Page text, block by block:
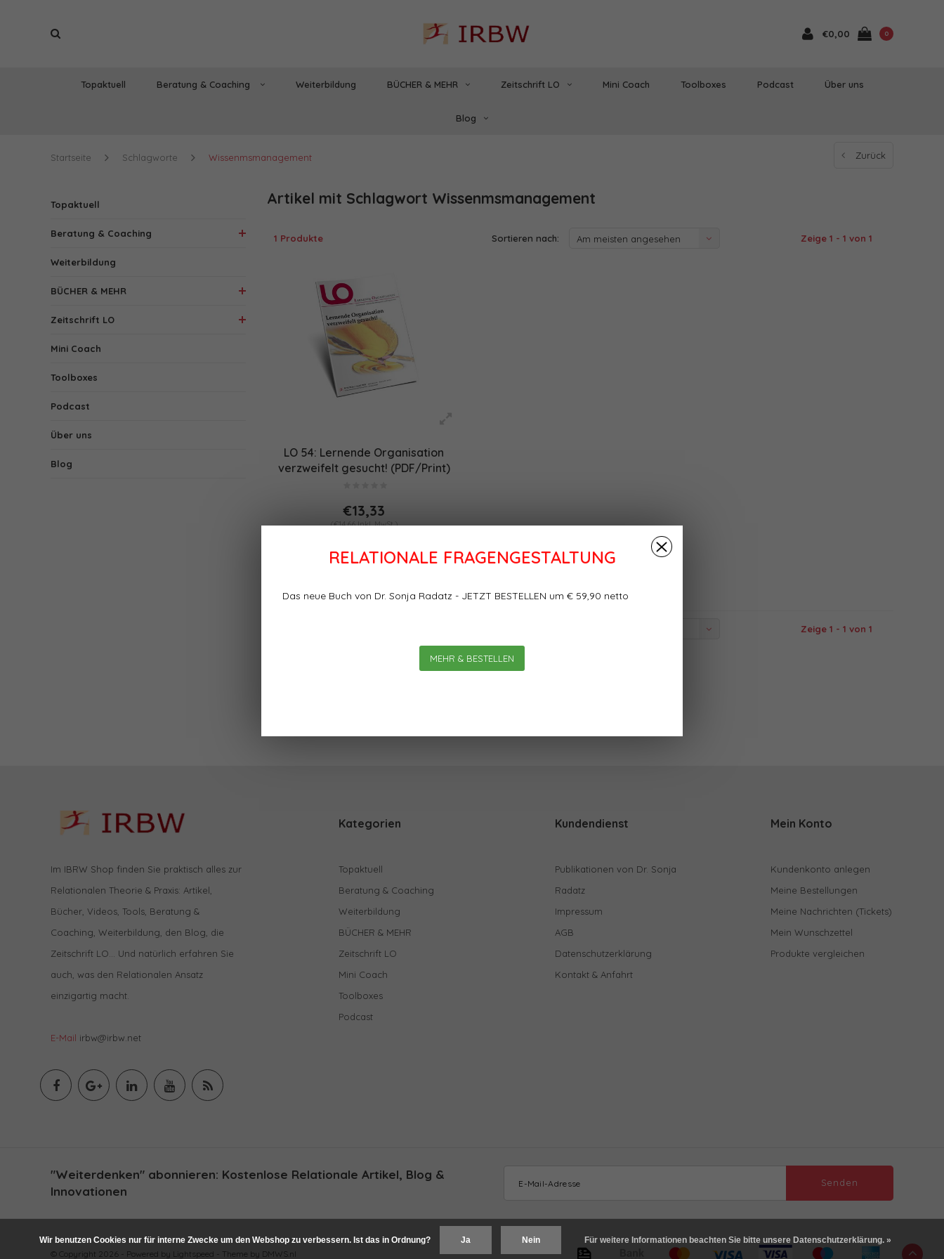
RELATIONALE FRAGENGESTALTUNG
Das neue Buch von Dr. Sonja Radatz - JETZT BESTELLEN um € 59,90 netto
MEHR & BESTELLEN
€0,00 0
Topaktuell Beratung & Coaching Weiterbildung BÜCHER & MEHR Zeitschrift LO Mini Coach Toolboxes Podcast Über uns
Blog
Startseite Schlagworte Wissenmsmanagement Zurück
Topaktuell
Beratung & Coaching
Weiterbildung
BÜCHER & MEHR
Zeitschrift LO
Mini Coach
Toolboxes
Podcast
Über uns
Blog
Artikel mit Schlagwort Wissenmsmanagement
1 Produkte Sortieren nach: Am meisten angesehen Zeige 1 - 1 von 1
LO 54: Lernende Organisation
verzweifelt gesucht! (PDF/Print)
€13,33
(€14,66 Inkl. MwSt.)
Zeige 1 - 1 von 1
Im IBRW Shop finden Sie praktisch alles zur
Relationalen Theorie & Praxis: Artikel,
Bücher, Videos, Tools, Beratung &
Coaching, Weiterbildung, den Blog, die
Zeitschrift LO… Und natürlich erfahren Sie
auch, was den Relationalen Ansatz
einzigartig macht.
E-Mail irbw@irbw.net
Kategorien
Topaktuell
Beratung & Coaching
Weiterbildung
BÜCHER & MEHR
Zeitschrift LO
Mini Coach
Toolboxes
Podcast
Kundendienst
Publikationen von Dr. Sonja
Radatz
Impressum
AGB
Datenschutzerklärung
Kontakt & Anfahrt
Mein Konto
Kundenkonto anlegen
Meine Bestellungen
Meine Nachrichten (Tickets)
Mein Wunschzettel
Produkte vergleichen
"Weiterdenken" abonnieren: Kostenlose Relationale Artikel, Blog &
Innovationen
Senden
© Copyright 2026 - Powered by Lightspeed - Theme by DMWS.nl
Wir benutzen Cookies nur für interne Zwecke um den Webshop zu verbessern. Ist das in Ordnung? Ja Nein Für weitere Informationen beachten Sie bitte unsere Datenschutzerklärung. »